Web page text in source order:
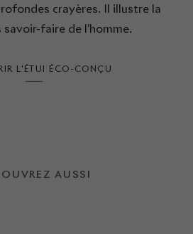
crayères. Il illustre la
savoir-faire de l’homme.
L'ÉTUI ÉCO-CONÇU
AUSSI